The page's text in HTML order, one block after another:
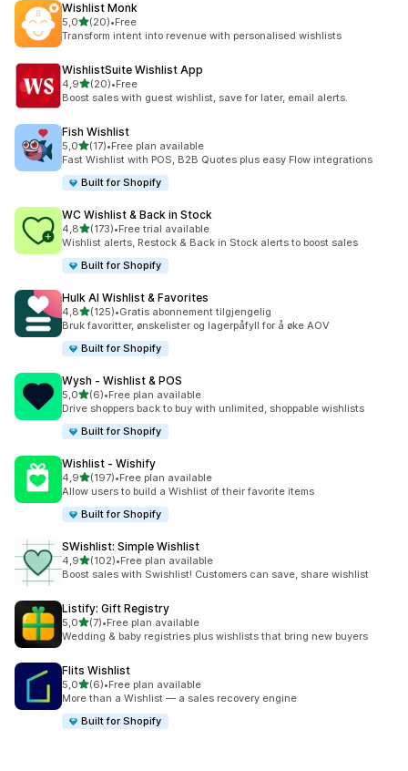
Wishlist Monk
5,0av 5 stjerner
(20)
Totalt 20 omtaler
•Free
Transform intent into revenue with personalised wishlists
WishlistSuite Wishlist App
4,9av 5 stjerner
(20)
Totalt 20 omtaler
•Free
Boost sales with guest wishlist, save for later, email alerts.
Fish Wishlist
5,0av 5 stjerner
(17)
Totalt 17 omtaler
•Free plan available
Fast Wishlist with POS, B2B Quotes plus easy Flow integrations
Built for Shopify
WC Wishlist & Back in Stock
4,8av 5 stjerner
(173)
Totalt 173 omtaler
•Free trial available
Wishlist alerts, Restock & Back in Stock alerts to boost sales
Built for Shopify
Hulk AI Wishlist & Favorites
4,8av 5 stjerner
(125)
Totalt 125 omtaler
•Gratis abonnement tilgjengelig
Bruk favoritter, ønskelister og lagerpåfyll for å øke AOV
Built for Shopify
Wysh ‑ Wishlist & POS
5,0av 5 stjerner
(6)
Totalt 6 omtaler
•Free plan available
Drive shoppers back to buy with unlimited, shoppable wishlists
Built for Shopify
Wishlist ‑ Wishify
4,9av 5 stjerner
(197)
Totalt 197 omtaler
•Free plan available
Allow users to build a Wishlist of their favorite items
Built for Shopify
SWishlist: Simple Wishlist
4,9av 5 stjerner
(102)
Totalt 102 omtaler
•Free plan available
Boost sales with Swishlist! Customers can save, share wishlist
Listify: Gift Registry
5,0av 5 stjerner
(7)
Totalt 7 omtaler
•Free plan available
Wedding & baby registries plus wishlists that bring new buyers
Flits Wishlist
5,0av 5 stjerner
(6)
Totalt 6 omtaler
•Free plan available
More than a Wishlist — a sales recovery engine
Built for Shopify